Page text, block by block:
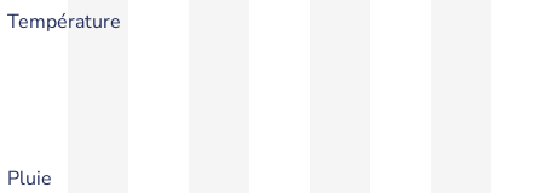
Température
Pluie